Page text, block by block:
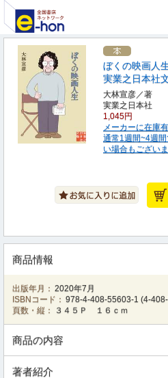
ぼくの映画人
実業之日本社
大林宣彦／著
実業之日本社
1,045円
メーカーに在庫
通常1週間~4週
い場合もござい
商品情報
出版年月： 2020年7月
ISBNコード： 978-4-408-55603-1 (4-
頁数・縦：
３４５Ｐ １６ｃｍ
商品の内容
著者紹介